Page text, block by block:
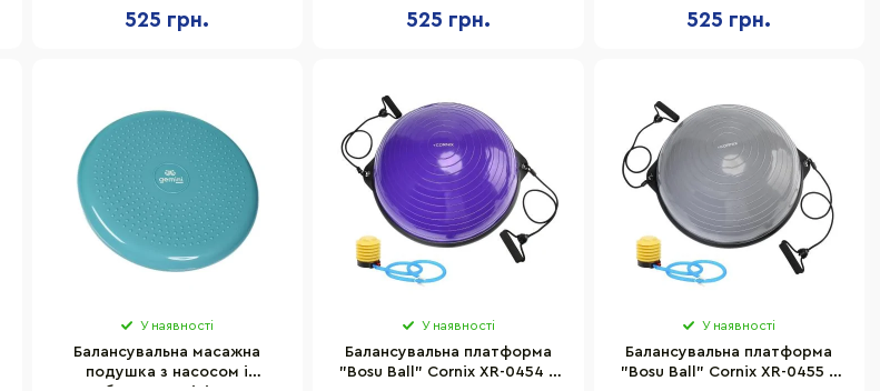
525 грн. 525 грн. 525 грн.
У наявності
Балансувальна масажна
подушка з насосом і
У наявності
Балансувальна платформа
"Bosu Ball" Cornix XR-0454 з
У наявності
Балансувальна платформа
"Bosu Ball" Cornix XR-0455 з